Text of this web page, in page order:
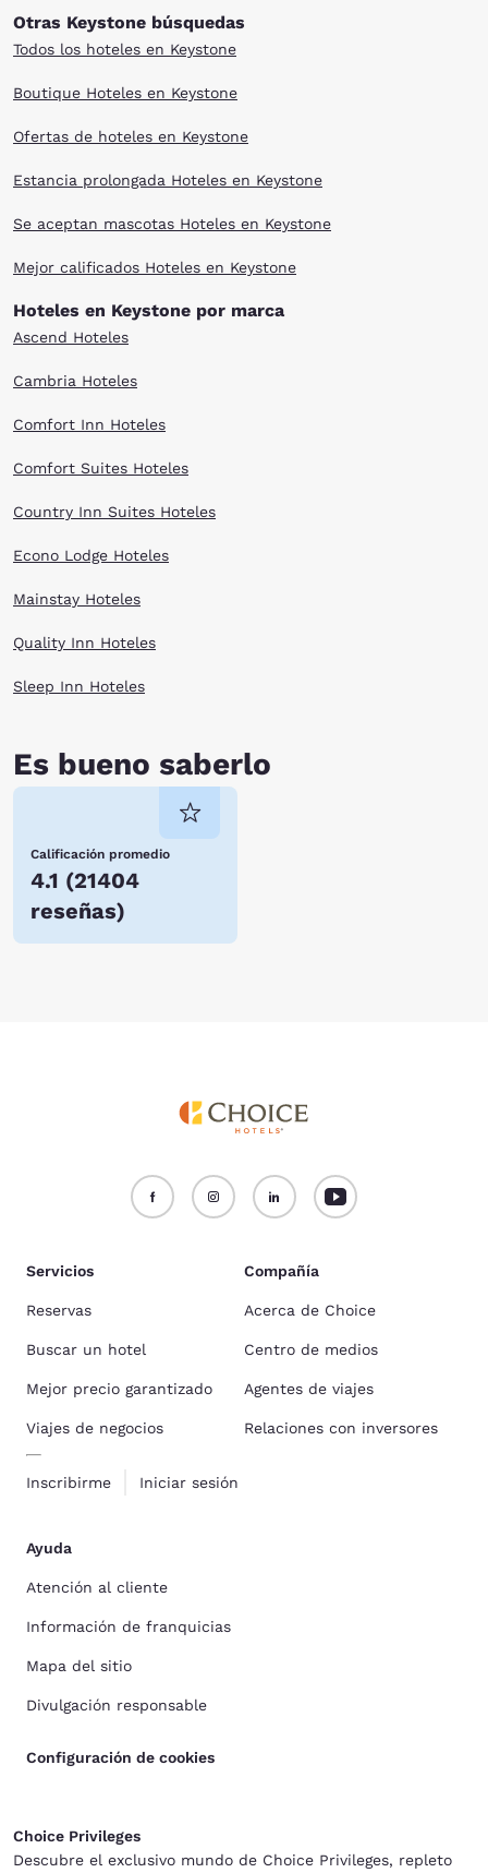
Otras Keystone búsquedas
Todos los hoteles en Keystone
Boutique Hoteles en Keystone
Ofertas de hoteles en Keystone
Estancia prolongada Hoteles en Keystone
Se aceptan mascotas Hoteles en Keystone
Mejor calificados Hoteles en Keystone
Hoteles en Keystone por marca
Ascend Hoteles
Cambria Hoteles
Comfort Inn Hoteles
Comfort Suites Hoteles
Country Inn Suites Hoteles
Econo Lodge Hoteles
Mainstay Hoteles
Quality Inn Hoteles
Sleep Inn Hoteles
Es bueno saberlo
Calificación promedio
4.1 (21404
reseñas)
Servicios
Reservas
Buscar un hotel
Mejor precio garantizado
Viajes de negocios
Inscribirme Iniciar sesión
Compañía
Acerca de Choice
Centro de medios
Agentes de viajes
Relaciones con inversores
Ayuda
Atención al cliente
Información de franquicias
Mapa del sitio
Divulgación responsable
Configuración de cookies
Choice Privileges
Descubre el exclusivo mundo de Choice Privileges, repleto